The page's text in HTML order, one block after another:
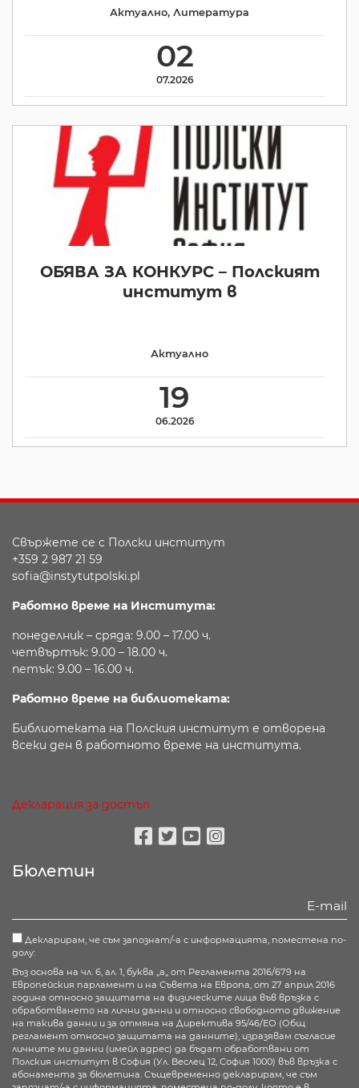
02
07.2026
Актуално, Литература
ОБЯВА ЗА КОНКУРС – Полският
институт в
19
06.2026
Актуално
Свържете се с Полски институт
+359 2 987 21 59
sofia@instytutpolski.pl
Работно време на Института:
понеделник – сряда: 9.00 – 17.00 ч.
четвъртък: 9.00 – 18.00 ч.
петък: 9.00 – 16.00 ч.
Работно време на библиотеката:
Библиотеката на Полския институт е отворена
всеки ден в работното време на института.
Декларация за достъп
Бюлетин
Декларирам, че съм запознат/-а с информацията, поместена по-
долу:
Въз основа на чл. 6, ал. 1, буква „а„ от Регламента 2016/679 на
Европейския парламент и на Съвета на Европа, от 27 април 2016
година относно защитата на физическите лица във връзка с
обработването на лични данни и относно свободното движение
на такива данни и за отмяна на Директива 95/46/ЕО (Общ
регламент относно защитата на данните), изразявам съгласие
личните ми данни (имейл адрес) да бъдат обработвани от
Полския институт в София (Ул. Веслец 12, София 1000) във връзка с
абонамента за бюлетина. Същевременно декларирам, че съм